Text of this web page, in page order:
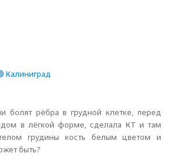
Калиниград
болят рёбра в грудной клетке, перед
в лёгкой форме, сделала КТ и там
грудины кость белым цветом и
быть?